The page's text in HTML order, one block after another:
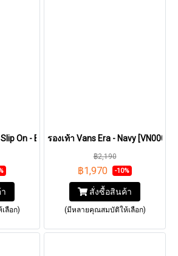
On - Black/Black [VN000EYEBKA]
ลือก)
รองเท้า Vans Era - Navy
฿2,190
฿1,970 -10%
สั่งซื้อสินค้า
(มีหลายคุณสมบัติให้เลือก)